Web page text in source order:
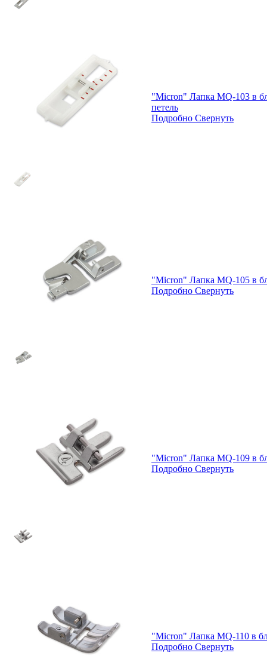
"Micron" Лапка MQ-103 в
петель
Подробно Свернуть
"Micron" Лапка MQ-105 в
Подробно Свернуть
"Micron" Лапка MQ-109 в
Подробно Свернуть
"Micron" Лапка MQ-110 в
Подробно Свернуть